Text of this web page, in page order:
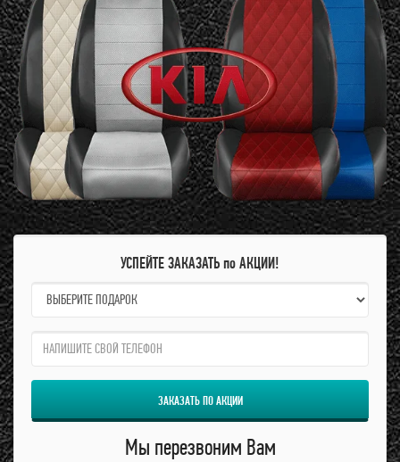
УСПЕЙТЕ ЗАКАЗАТЬ по АКЦИИ!
name:
qzw:
ЗАКАЗАТЬ ПО АКЦИИ
Мы перезвоним Вам